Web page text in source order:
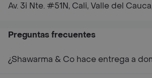
Av. 3i Nte. #51N, Cali, Valle del
Preguntas frecuentes
¿Shawarma & Co hace entrega a